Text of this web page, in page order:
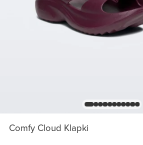
Comfy Cloud Klapki